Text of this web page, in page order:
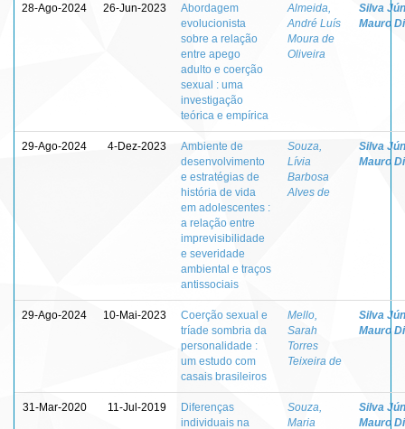
28-Ago-2024 26-Jun-2023
Abordagem
evolucionista
sobre a relação
entre apego
adulto e coerção
sexual : uma
investigação
teórica e empírica
Almeida,
André Luís
Moura de
Oliveira
Silva
Mauro
29-Ago-2024 4-Dez-2023
Ambiente de
desenvolvimento
e estratégias de
história de vida
em adolescentes :
a relação entre
imprevisibilidade
e severidade
ambiental e traços
antissociais
Souza,
Lívia
Barbosa
Alves de
Silva
Mauro
29-Ago-2024 10-Mai-2023
Coerção sexual e
tríade sombria da
personalidade :
um estudo com
casais brasileiros
Mello,
Sarah
Torres
Teixeira de
Silva
Mauro
31-Mar-2020 11-Jul-2019
Diferenças
individuais na
Souza,
Maria
Silva
Mauro